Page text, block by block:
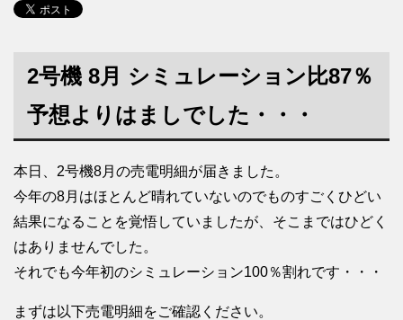
2号機 8月 シミュレーション比87％
予想よりはましでした・・・
本日、2号機8月の売電明細が届きました。
今年の8月はほとんど晴れていないのでものすごくひどい
結果になることを覚悟していましたが、そこまではひどく
はありませんでした。
それでも今年初のシミュレーション100％割れです・・・
まずは以下売電明細をご確認ください。